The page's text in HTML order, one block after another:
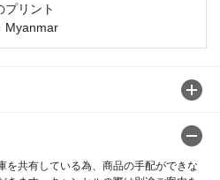
プリント
Myanmar
共有している為、商品の手配ができな